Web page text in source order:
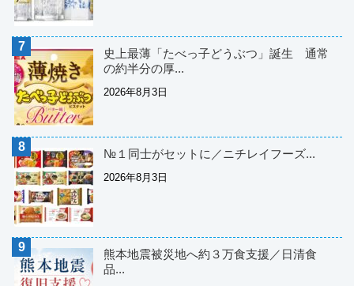
史上最薄「たべっ子どうぶつ」誕生 通常
の約半分の厚...
2026年8月3日
№１同士がセットに／ニチレイフーズ...
2026年8月3日
熊本地震被災地へ約３万食支援／日清食
品...